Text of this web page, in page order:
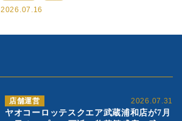
2026.07.31
店舗運営
ヤオコーロッテスクエア武蔵浦和店が7月
2026.07.16